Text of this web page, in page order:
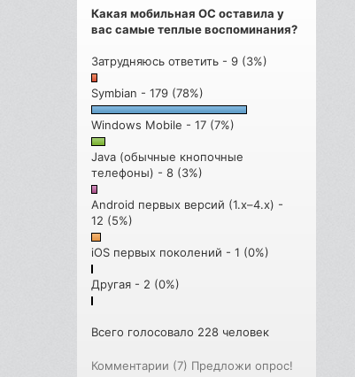
Какая мобильная ОС оставила у
вас самые теплые воспоминания?
Затрудняюсь ответить - 9 (3%)
Symbian - 179 (78%)
Windows Mobile - 17 (7%)
Java (обычные кнопочные
телефоны) - 8 (3%)
Android первых версий (1.x–4.x) -
12 (5%)
iOS первых поколений - 1 (0%)
Другая - 2 (0%)
Всего голосовало 228 человек
Комментарии (7) Предложи опрос!